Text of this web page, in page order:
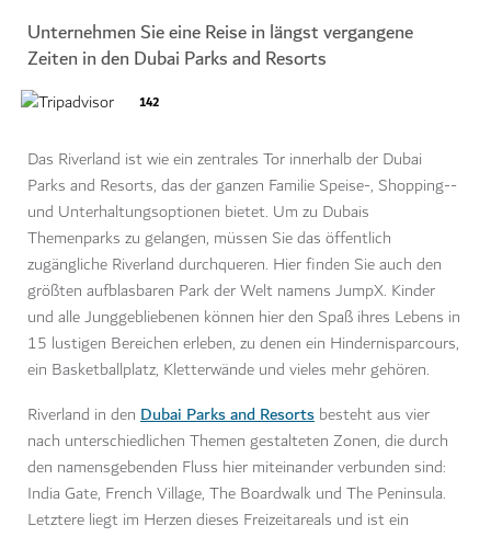
Unternehmen Sie eine Reise in längst vergangene
Zeiten in den Dubai Parks and Resorts
142
Das Riverland ist wie ein zentrales Tor innerhalb der Dubai
Parks and Resorts, das der ganzen Familie Speise-, Shopping--
und Unterhaltungsoptionen bietet. Um zu Dubais
Themenparks zu gelangen, müssen Sie das öffentlich
zugängliche Riverland durchqueren. Hier finden Sie auch den
größten aufblasbaren Park der Welt namens JumpX. Kinder
und alle Junggebliebenen können hier den Spaß ihres Lebens in
15 lustigen Bereichen erleben, zu denen ein Hindernisparcours,
ein Basketballplatz, Kletterwände und vieles mehr gehören.
Riverland in den Dubai Parks and Resorts besteht aus vier
nach unterschiedlichen Themen gestalteten Zonen, die durch
den namensgebenden Fluss hier miteinander verbunden sind:
India Gate, French Village, The Boardwalk und The Peninsula.
Letztere liegt im Herzen dieses Freizeitareals und ist ein